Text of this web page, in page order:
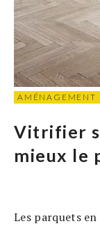
AMÉNAGEMENT
Vitrifier
mieux le
Les parquets